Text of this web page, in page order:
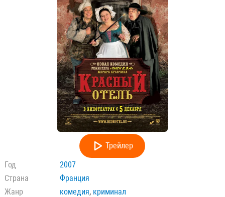
Трейлер
Год
2007
Страна
Франция
Жанр
комедия, криминал